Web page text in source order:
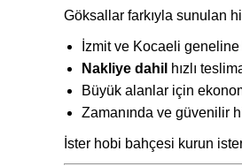
Göksallar farkıyla sunulan
İzmit ve Kocaeli geneline
Nakliye dahil hızlı
Büyük alanlar için
Zamanında ve güvenilir
İster hobi bahçesi kurun